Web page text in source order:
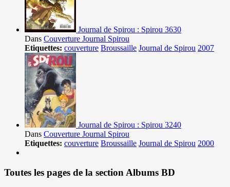
Journal de Spirou : Spirou 3630
Dans Couverture Journal Spirou
Etiquettes: couverture Broussaille Journal de Spirou 2007
Journal de Spirou : Spirou 3240
Dans Couverture Journal Spirou
Etiquettes: couverture Broussaille Journal de Spirou 2000
Toutes les pages de la section Albums BD